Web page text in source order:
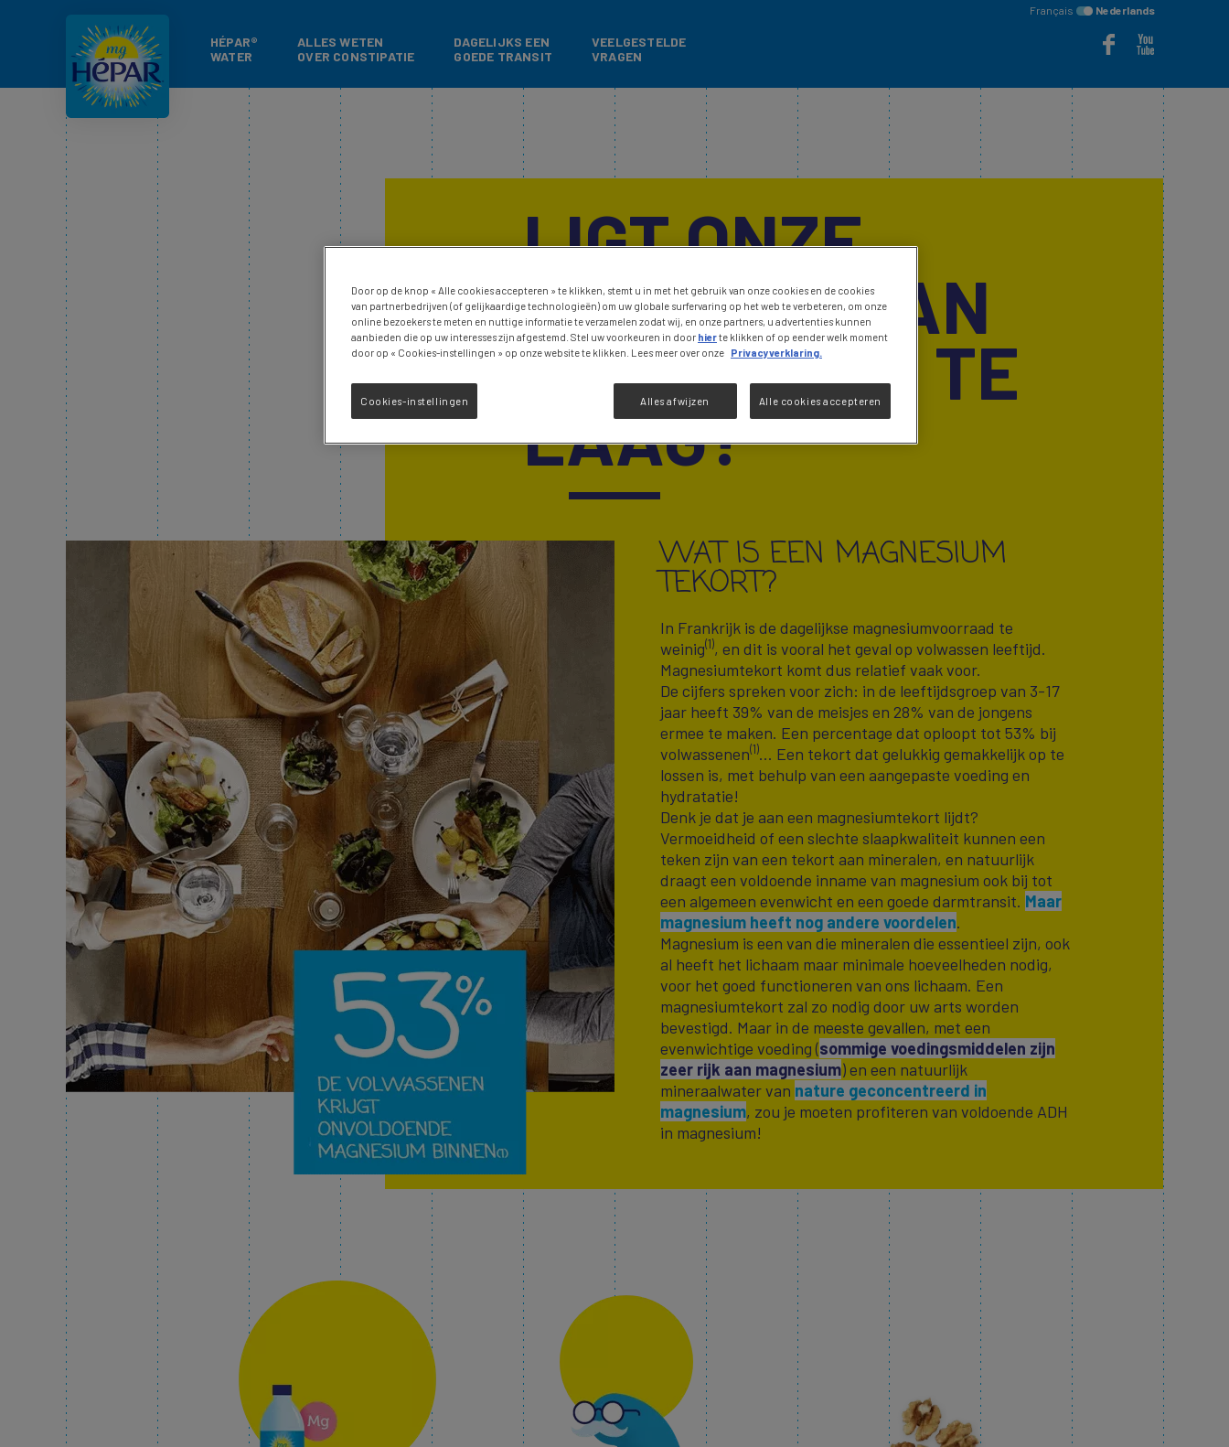
HÉPAR®
WATER
ALLES WETEN
OVER CONSTIPATIE
DAGELIJKS EEN
GOEDE TRANSIT
VEELGESTELDE
VRAGEN
Français Nederlands
LIGT ONZE
TOEVOER AAN
MAGNESIUM TE
LAAG?
WAT IS EEN MAGNESIUM
TEKORT?
In Frankrijk is de dagelijkse magnesiumvoorraad te
weinig(1), en dit is vooral het geval op volwassen leeftijd.
Magnesiumtekort komt dus relatief vaak voor.
De cijfers spreken voor zich: in de leeftijdsgroep van 3-17
jaar heeft 39% van de meisjes en 28% van de jongens
ermee te maken. Een percentage dat oploopt tot 53% bij
volwassenen(1)... Een tekort dat gelukkig gemakkelijk op te
lossen is, met behulp van een aangepaste voeding en
hydratatie!
Denk je dat je aan een magnesiumtekort lijdt?
Vermoeidheid of een slechte slaapkwaliteit kunnen een
teken zijn van een tekort aan mineralen, en natuurlijk
draagt een voldoende inname van magnesium ook bij tot
een algemeen evenwicht en een goede darmtransit. Maar
magnesium heeft nog andere voordelen.
Magnesium is een van die mineralen die essentieel zijn, ook
al heeft het lichaam maar minimale hoeveelheden nodig,
voor het goed functioneren van ons lichaam. Een
magnesiumtekort zal zo nodig door uw arts worden
bevestigd. Maar in de meeste gevallen, met een
evenwichtige voeding (sommige voedingsmiddelen zijn
zeer rijk aan magnesium) en een natuurlijk
mineraalwater van nature geconcentreerd in
magnesium, zou je moeten profiteren van voldoende ADH
in magnesium!
Door op de knop « Alle cookies accepteren » te klikken, stemt u in met het gebruik van onze cookies en de cookies
van partnerbedrijven (of gelijkaardige technologieën) om uw globale surfervaring op het web te verbeteren, om onze
online bezoekers te meten en nuttige informatie te verzamelen zodat wij, en onze partners, u advertenties kunnen
aanbieden die op uw interesses zijn afgestemd. Stel uw voorkeuren in door hierte klikken of op eender welk moment
door op « Cookies-instellingen » op onze website te klikken. Lees meer over onze
Privacyverklaring.
Alles afwijzen Alle cookies accepteren
Cookies-instellingen